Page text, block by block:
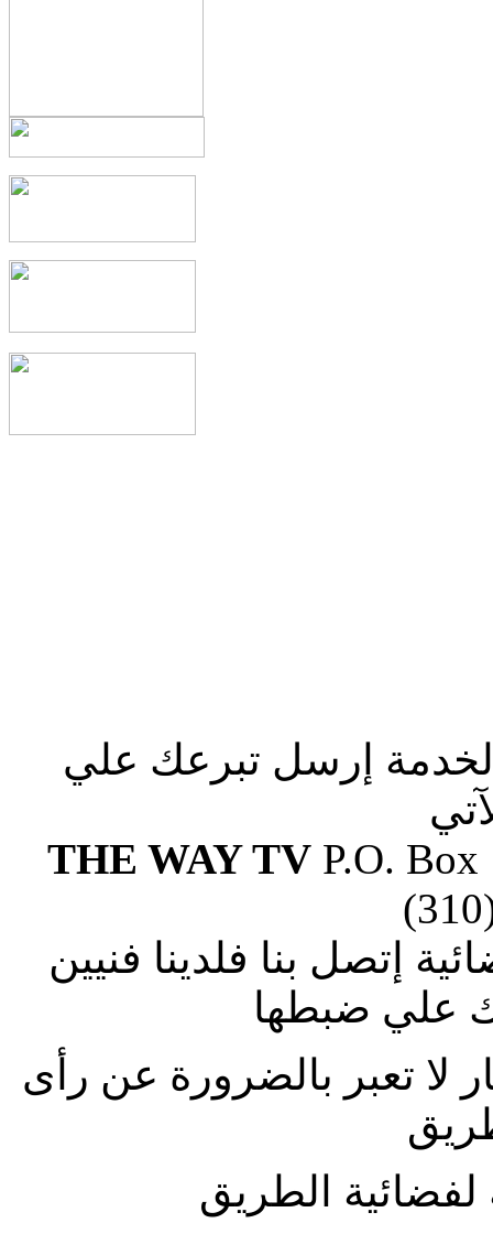
إرسل تبرعك علي
THE WAY TVP.O. Box
إتصل بنا فلدينا فنيين
علي ضبطها
لا تعبر بالضرورة عن رأى
الطريق